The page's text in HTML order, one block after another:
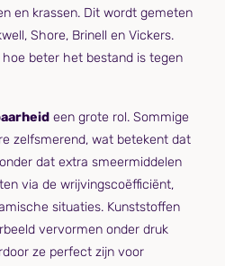
en krassen. Dit wordt gemeten
Shore, Brinell en Vickers.
beter het bestand is tegen
een grote rol. Sommige
zelfsmerend, wat betekent dat
dat extra smeermiddelen
via de wrijvingscoëfficiënt,
situaties. Kunststoffen
vervormen onder druk
ze perfect zijn voor